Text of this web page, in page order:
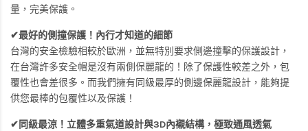
量，完美保護。
✔最好的側撞保護！內行才知道的細節
台灣的安全檢驗相較於歐洲，並無特別要求側邊撞擊的保護設計，
在台灣許多安全帽是沒有兩側保麗龍的！除了保護性較差之外，包
覆性也會差很多。而我們擁有同級最厚的側邊保麗龍設計，能夠提
供您最棒的包覆性以及保護！
✔同級最涼！立體多重氣道設計與3D內襯結構，極致通風透氣